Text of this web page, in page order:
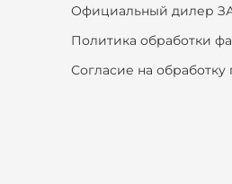
Официальный дилер
Политика обработки
Согласие на